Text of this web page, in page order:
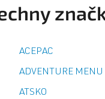
ACEPAC
ADVENTURE MENU
ATSKO